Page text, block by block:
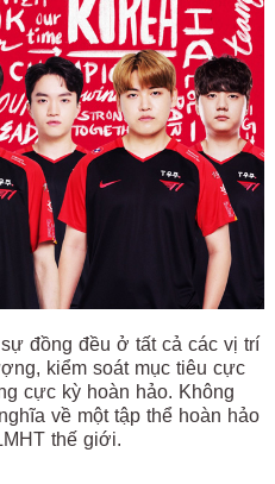
đồng đều ở tất cả các vị trí
kiểm soát mục tiêu cực
cực kỳ hoàn hảo. Không
về một tập thể hoàn hảo
thế giới.